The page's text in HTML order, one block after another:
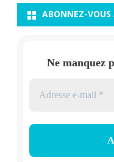
ABONNEZ-VOUS
Ne manquez